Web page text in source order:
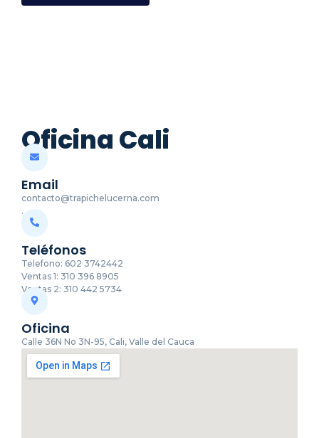
Oficina Cali
Email
contacto@trapichelucerna.com
.
Teléfonos
Telefono: 602 3742442
Ventas 1: 310 396 8905
Ventas 2: 310 442 5734
Oficina
Calle 36N No 3N-95, Cali, Valle del Cauca